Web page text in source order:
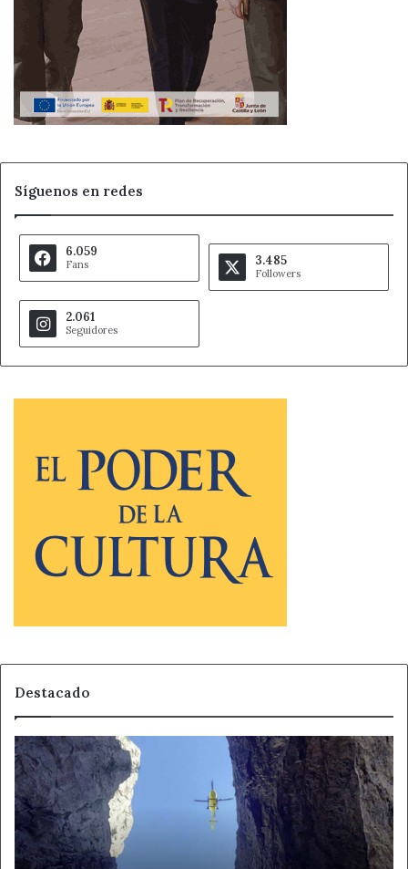
Síguenos en redes
6.059
Fans 3.485
Followers
2.061
Seguidores
Destacado
La
niebla
complica
el
rescate
de
un